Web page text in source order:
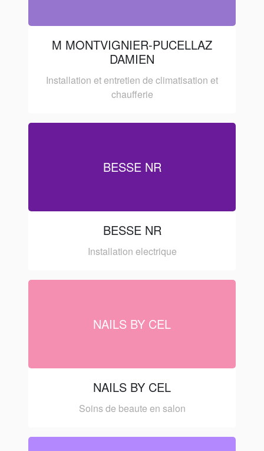
M MONTVIGNIER-PUCELLAZ
DAMIEN
Installation et entretien de climatisation et
chaufferie
BESSE NR
BESSE NR
Installation electrique
NAILS BY CEL
NAILS BY CEL
Soins de beaute en salon